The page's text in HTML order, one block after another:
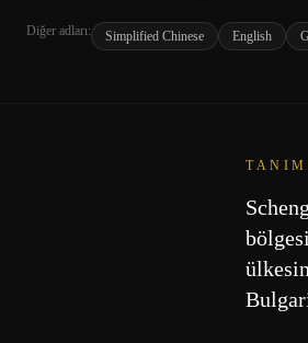
Diğer adları: Simplified Chinese English
TANIM